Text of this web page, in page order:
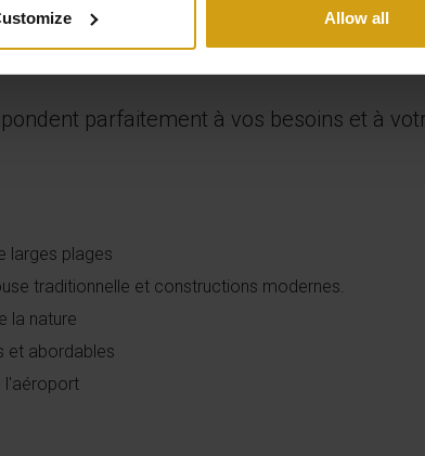
Allow all
parfaitement à vos besoins et à
larges plages
traditionnelle et constructions modernes.
la nature
et abordables
l'aéroport